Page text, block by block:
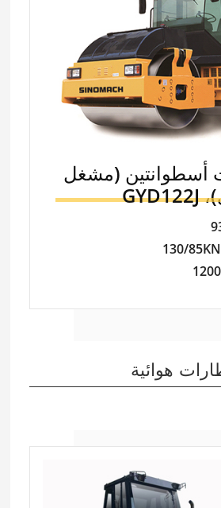
أسطوانتين (مشغل
GYD122J
130/85KN
هوائية